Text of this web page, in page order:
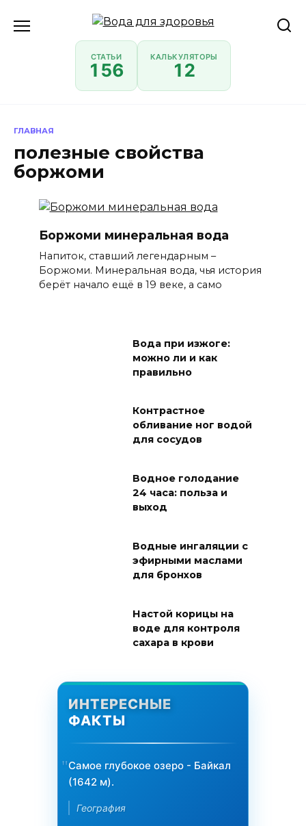
СТАТЬИ
156
КАЛЬКУЛЯТОРЫ
12
ГЛАВНАЯ
полезные свойства
боржоми
Боржоми минеральная вода
Напиток, ставший легендарным –
Боржоми. Минеральная вода, чья история
берёт начало ещё в 19 веке, а само
Вода при изжоге:
можно ли и как
правильно
Контрастное
обливание ног водой
для сосудов
Водное голодание
24 часа: польза и
выход
Водные ингаляции с
эфирными маслами
для бронхов
Настой корицы на
воде для контроля
сахара в крови
ИНТЕРЕСНЫЕ
ФАКТЫ
Самое глубокое озеро - Байкал
(1642 м).
География